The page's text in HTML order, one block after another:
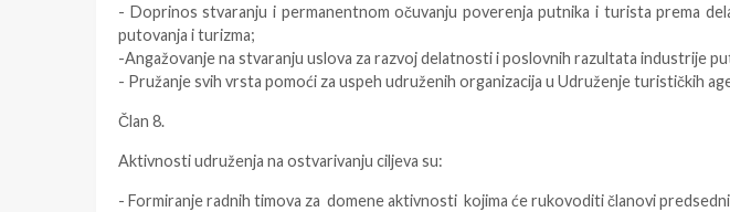
- Doprinos stvaranju i permanentnom očuvanju poverenja putnika i turista prema
putovanja i turizma;
-Angažovanje na stvaranju uslova za razvoj delatnosti i poslovnih razultata industrije
- Pružanje svih vrsta pomoći za uspeh udruženih organizacija u Udruženje turističkih
Član 8.
Aktivnosti udruženja na ostvarivanju ciljeva su:
- Formiranje radnih timova za domene aktivnosti kojima će rukovoditi članovi